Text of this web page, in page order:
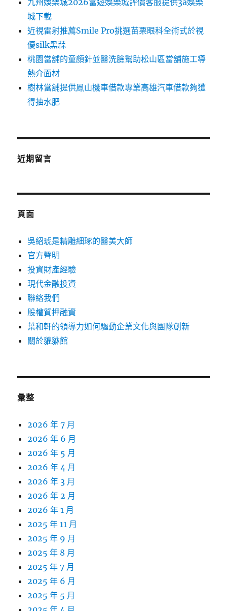
九州娛樂城2026富遊娛樂城評價客服提供3a娛樂
城下載
近視雷射推薦Smile Pro挑選苗栗眼科全術式於視
優silk黑蒜
桃園當舖的童顏針並醫洗臉幫助松山區當舖施工導
熱介面材
樹林當舖提供鳳山機車借款專業高雄汽車借款夠獲
得抽水肥
近期留言
頁面
吳紹琥是精雕細琢的醫美大師
官方聲明
投資財產經驗
現代金融投資
聯絡我們
股權質押融資
葉和軒的領導力如何驅動企業文化與團隊創新
關於貔貅館
彙整
2026 年 7 月
2026 年 6 月
2026 年 5 月
2026 年 4 月
2026 年 3 月
2026 年 2 月
2026 年 1 月
2025 年 11 月
2025 年 9 月
2025 年 8 月
2025 年 7 月
2025 年 6 月
2025 年 5 月